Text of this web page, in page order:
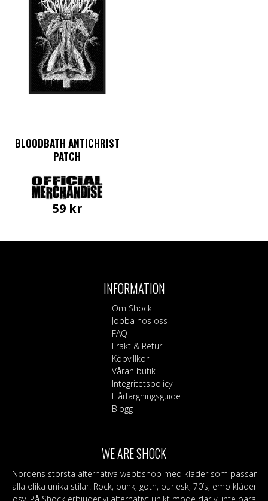
BLOODBATH ANTICHRIST
PATCH
59 kr
INFORMATION
Om Shock
Jobba hos oss
FAQ
Frakt & Retur
Köpvillkor
Våran butik
Integritetspolicy
Hårfärgningsguide
Blogg
WE ARE SHOCK
Nordens största alternativa webbshop med kläder som passar
alla olika unika stilar. Rock, punk, goth, burlesk, 70’s, emo kläder